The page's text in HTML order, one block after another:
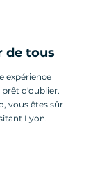
de tous
expérience
d'oublier.
vous êtes sûr
Lyon.